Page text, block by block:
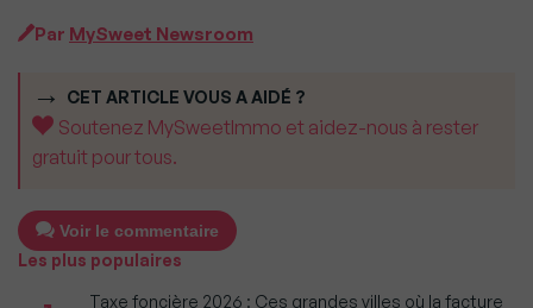
Par MySweet Newsroom
CET ARTICLE VOUS A AIDÉ ?
Soutenez MySweetImmo et aidez-nous à rester
gratuit pour tous.
Voir le commentaire
Les plus populaires
Taxe foncière 2026 : Ces grandes villes où la facture